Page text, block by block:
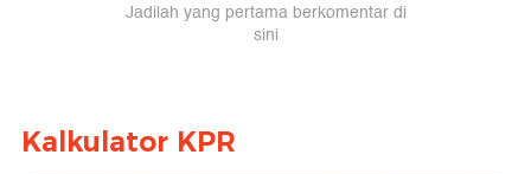
Kalkulator KPR